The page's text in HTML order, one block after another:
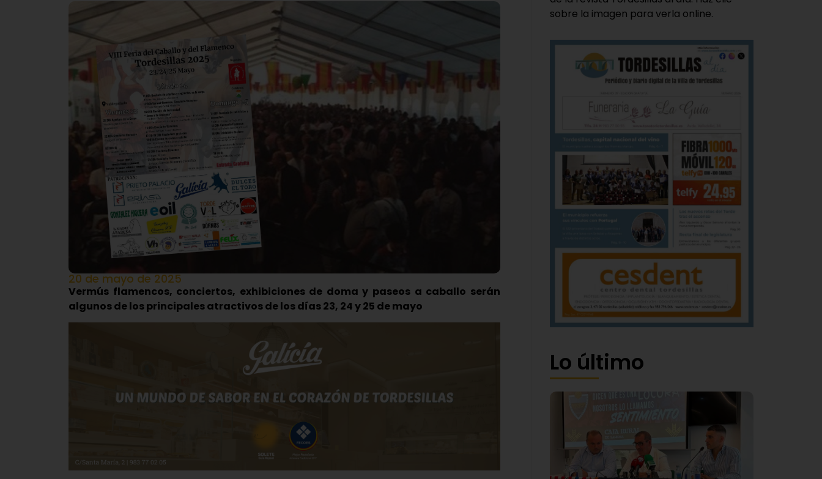
20 de mayo de 2025
Vermús flamencos, conciertos, exhibiciones de doma y paseos a caballo serán
algunos de los principales atractivos de los días 23, 24 y 25 de mayo
sobre la imagen para verla online.
Lo último